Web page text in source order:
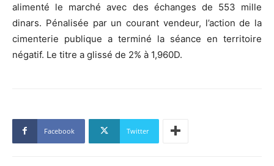
alimenté le marché avec des échanges de 553 mille
dinars. Pénalisée par un courant vendeur, l’action de la
cimenterie publique a terminé la séance en territoire
négatif. Le titre a glissé de 2% à 1,960D.
Facebook Twitter